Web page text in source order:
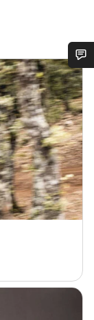
graag bij al je